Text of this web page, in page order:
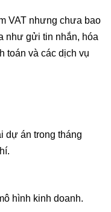
VAT nhưng chưa bao
như gửi tin nhắn, hóa
toán và các dịch vụ
dự án trong tháng
hình kinh doanh.